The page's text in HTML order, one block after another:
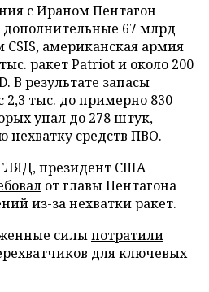
с Ираном Пентагон
дополнительные 67 млрд
американская армия
ракет Patriot и около 200
В результате запасы
2,3 тыс. до примерно 830
упал до 278 штук,
нехватку средств ПВО.
президент США
от главы Пентагона
из-за нехватки ракет.
силыпотратили
для ключевых